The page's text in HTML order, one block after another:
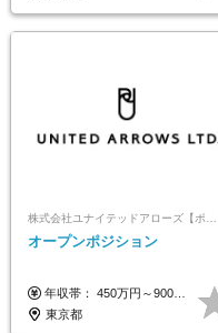
株式会社ユナイテッドアローズ【ポジションマッチ登録】
オープンポジション
年収帯： 450万円～900万円 ※経験・スキルを考慮の上、決定します。
東京都